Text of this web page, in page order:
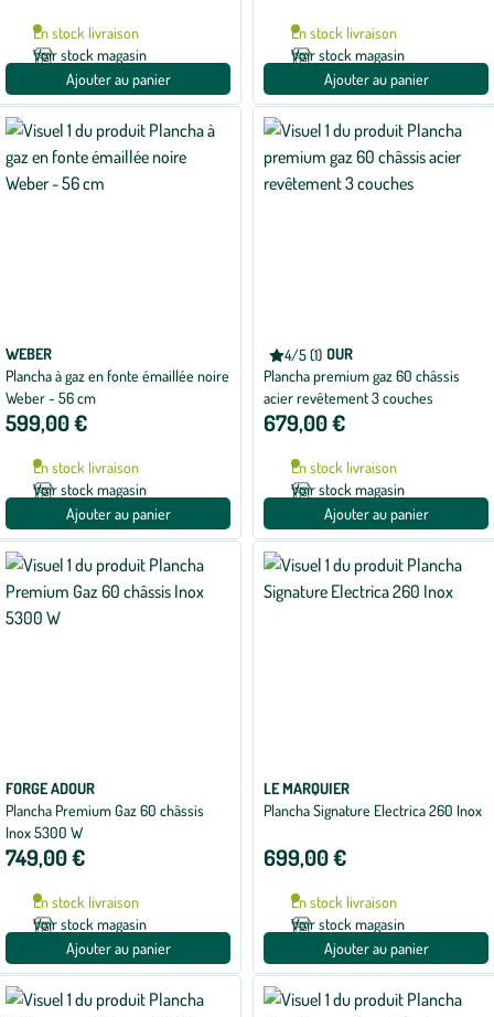
En stock livraison
Voir stock magasin
Ajouter au panier
En stock livraison
Voir stock magasin
Ajouter au panier
WEBER
Plancha à gaz en fonte émaillée noire
Weber - 56 cm
599,00 €
En stock livraison
Voir stock magasin
Ajouter au panier
4/5 (1)
Note
moyenne
de
4
sur
5
FORGE ADOUR
Plancha premium gaz 60 châssis
acier revêtement 3 couches
679,00 €
En stock livraison
Voir stock magasin
Ajouter au panier
FORGE ADOUR
Plancha Premium Gaz 60 châssis
Inox 5300 W
749,00 €
En stock livraison
Voir stock magasin
Ajouter au panier
LE MARQUIER
Plancha Signature Electrica 260 Inox
699,00 €
En stock livraison
Voir stock magasin
Ajouter au panier